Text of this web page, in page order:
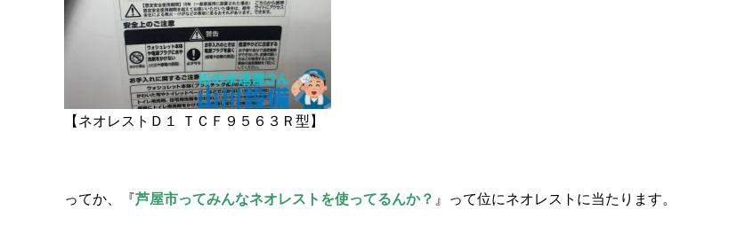
【ネオレストＤ１ ＴＣＦ９５６３Ｒ型】
ってか、『芦屋市ってみんなネオレストを使ってるんか？ 』って位にネオレストに当たります。